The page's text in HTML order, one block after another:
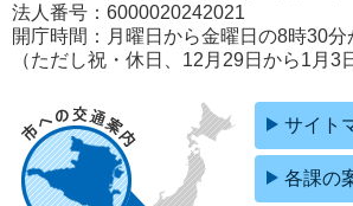
法人番号：6000020242021
開庁時間：月曜日から金曜日の8時30
（ただし祝・休日、12月29日から1月3
サイト
各課の